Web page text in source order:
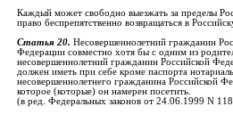
Каждый может свободно выезжать за пределы
право беспрепятственно возвращаться в
Статья 20. Несовершеннолетний гражданин
Федерации совместно хотя бы с одним из
несовершеннолетний гражданин Российской
должен иметь при себе кроме паспорта
несовершеннолетнего гражданина Российской
которое (которые) он намерен посетить.
(в ред. Федеральных законов от 24.06.1999 N